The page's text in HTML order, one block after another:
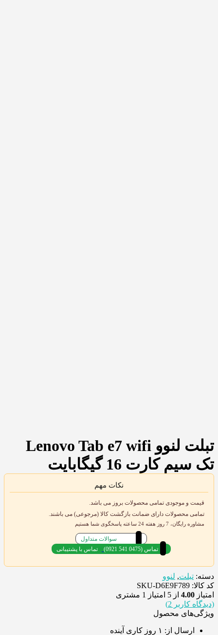
تبلت لنوو Lenovo Tab e7 wifi
تک سیم کارت 16 گیگابایت
نکات مهم
قیمت و موجودی تمامی محصولات بروز می باشد.
تمامی محصولات دارای ضمانت بازگشت کالا (مرجوعی) می باشند.
مشاوره رایگان، 7 روز هفته 24 ساعته پاسخگوی شما هستیم
سوالات متداول
(0921 541 0475) تماس
تماس با پشتیبانی
دسته: تبلت, لنوو
کد کالا: SKU-D6E9F789
امتیاز 4.00 از 5 امتیاز 1 مشتری
(دیدگاه کاربر 2
)
ویژگی‌های محصول
ارسال از: ۱ روز کاری آینده